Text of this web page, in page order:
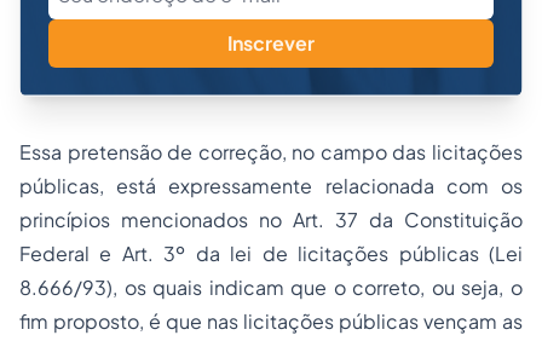
Inscrever
Essa pretensão de correção, no campo das licitações
públicas, está expressamente relacionada com os
princípios mencionados no Art. 37 da Constituição
Federal e Art. 3º da lei de licitações públicas (Lei
8.666/93), os quais indicam que o correto, ou seja, o
fim proposto, é que nas licitações públicas vençam as